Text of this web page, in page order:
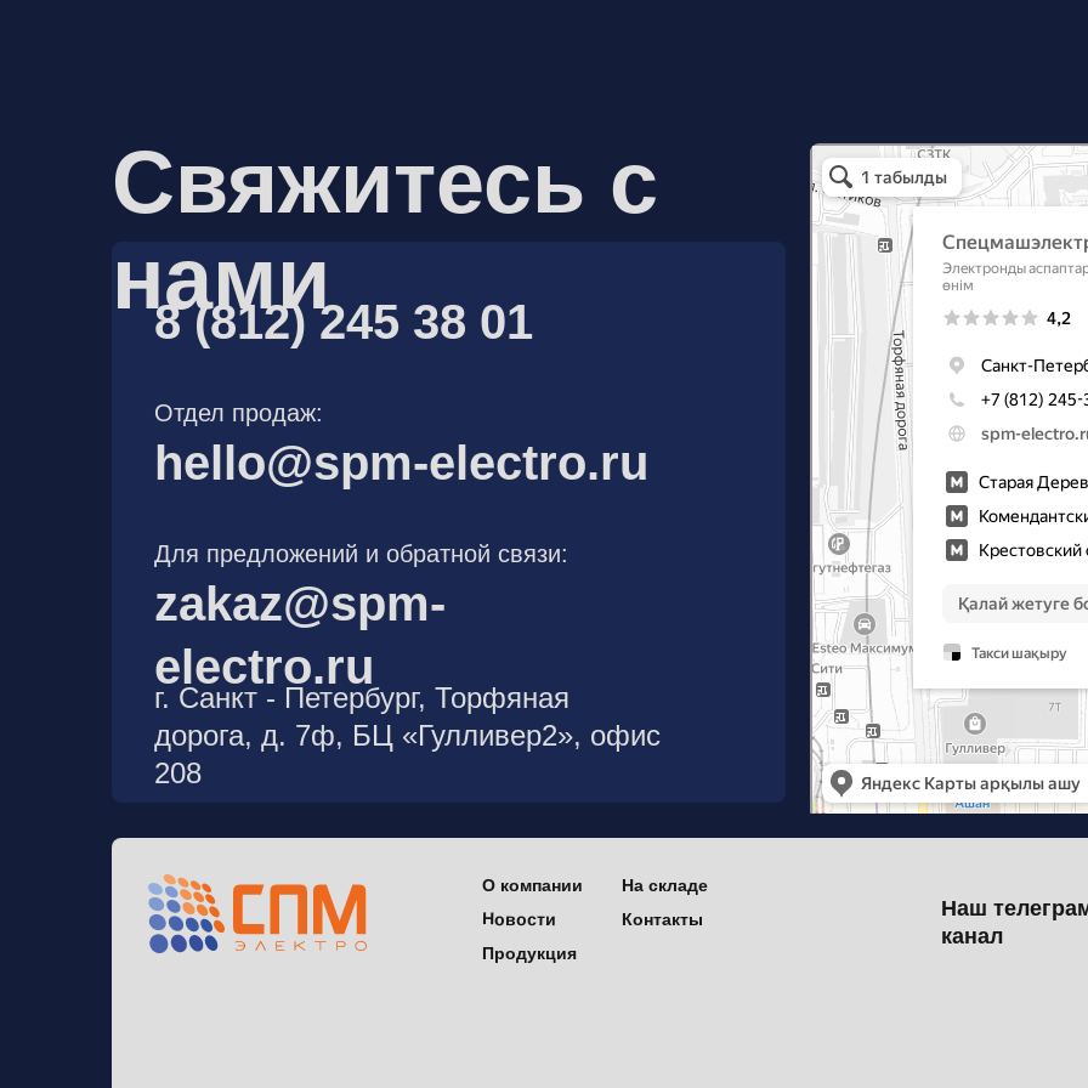
Свяжитесь с
нами
г. Санкт - Петербург, Торфяная
дорога, д. 7ф, БЦ «Гулливер2», офис
208
Отдел продаж:
hello@spm-electro.ru
Для предложений и обратной связи:
zakaz@spm-
electro.ru
8 (812) 245 38 01
Спецмашэлектро
Электронные приборы и компоненты в
О компании
Новости
Продукция
На складе
Контакты
Наш
канал